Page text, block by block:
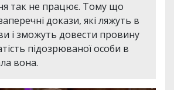
так не працює. Тому що
докази, які ляжуть в
і зможуть довести провину
підозрюваної особи в
вона.